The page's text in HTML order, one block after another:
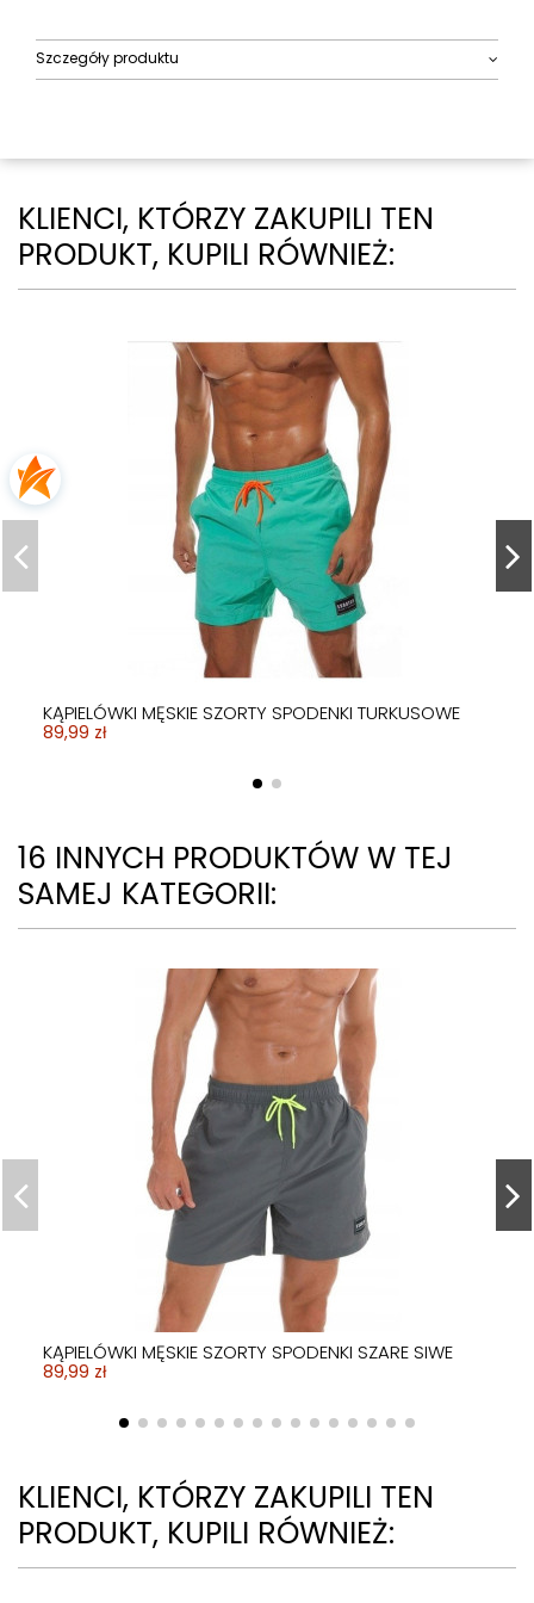
Szczegóły produktu
KLIENCI, KTÓRZY ZAKUPILI TEN
PRODUKT, KUPILI RÓWNIEŻ:
KĄPIELÓWKI MĘSKIE SZORTY SPODENKI TURKUSOWE
89,99 zł
KĄPIELÓWKI SZORTY KĄPIELOWE BOKSERKI BŁĘKITNE
16 INNYCH PRODUKTÓW W TEJ
SAMEJ KATEGORII:
KĄPIELÓWKI MĘSKIE SZORTY SPODENKI SZARE SIWE
89,99 zł
KLIENCI, KTÓRZY ZAKUPILI TEN
PRODUKT, KUPILI RÓWNIEŻ: